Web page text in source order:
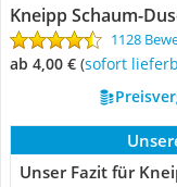
Kneipp Schaum-
1128
ab 4,00 € ( Sofort
Unser Fazit für